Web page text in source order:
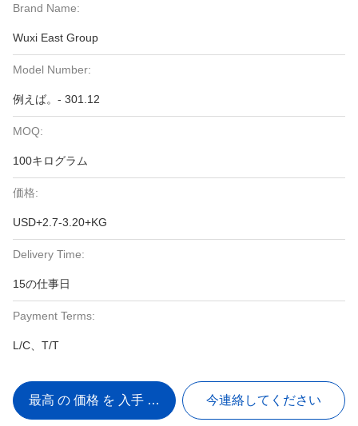
Brand Name:
Wuxi East Group
Model Number:
例えば。- 301.12
MOQ:
100キログラム
価格:
USD+2.7-3.20+KG
Delivery Time:
15の仕事日
Payment Terms:
L/C、T/T
最高 の 価格 を 入手 する 今連絡してください